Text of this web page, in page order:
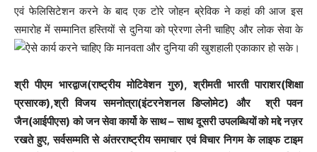
एवं फेलिसिटेशन करने के बाद एक टोरे जोहन ब्रेविक ने कहां की आज इस
समारोह में सम्मानित हस्तियों से दुनिया को प्रेरणा लेनी चाहिए और लोक सेवा के
ऐसे कार्य करने चाहिए कि मानवता और दुनिया कीखुशहाली एकाकार हो सके।
श्री पीएम भारद्वाज(राष्ट्रीय मोटिवेशन गुरु), श्रीमती भारती पाराशर(शिक्षा
प्रसारक),श्री विजय समनोत्रा(इंटरनेशनल डिप्लोमेट) और श्री पवन
जैन(आईपीएस) को जन सेवा कार्यो के साथ – साथ दूसरी उपलब्धियों को मद्दे नज़र
रखते हुए, सर्वसम्मति से अंतरराष्ट्रीय समाचार एवं विचार निगम के लाइफ टाइम